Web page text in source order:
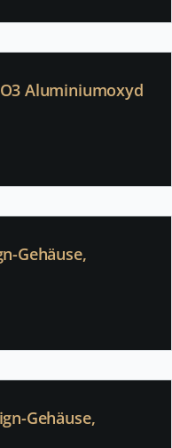
Aluminiumoxyd
Gehäuse,
Gehäuse,